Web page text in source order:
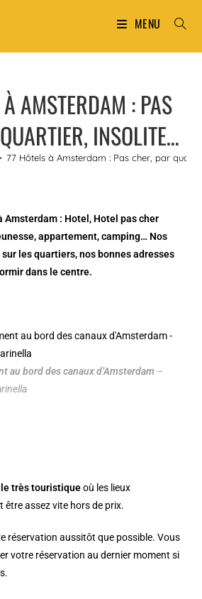
MENU
AMSTERDAM : PAS
INSOLITE…
77 Hôtels à Amsterdam : Pas cher, par
Amsterdam : Hotel, Hotel pas cher
appartement, camping… Nos
les quartiers, nos bonnes adresses
dans le centre.
au bord des canaux d’Amsterdam –
très touristiqueoù les lieux
être assez vite hors de prix.
réservation aussitôt que possible. Vous
votre réservation au dernier moment si